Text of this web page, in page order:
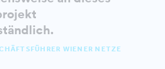
WIENER NETZE